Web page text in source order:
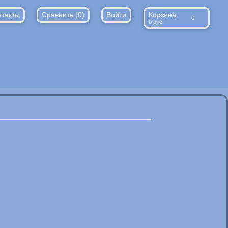
Сравнить (0) Войти Корзина 0
0руб.